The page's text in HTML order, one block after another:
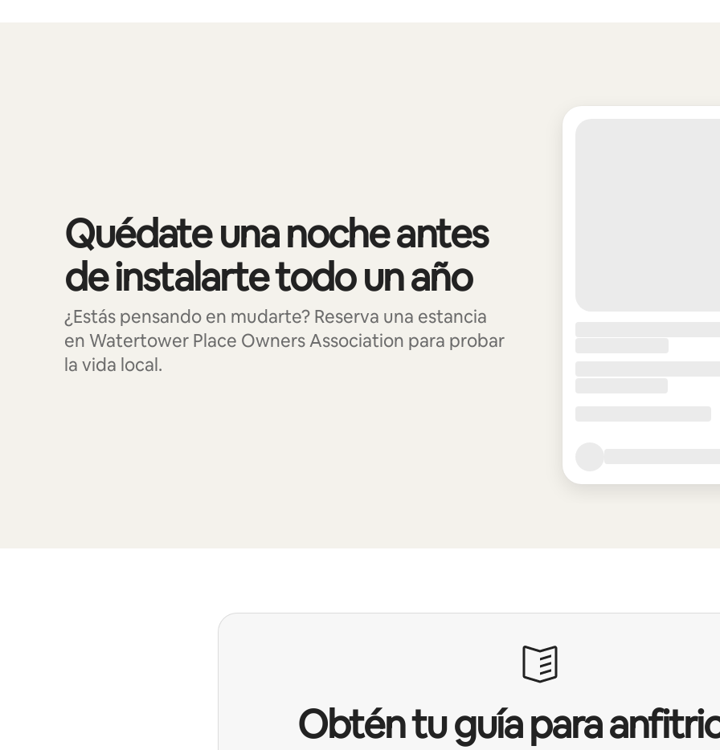
Quédate una noche antes
de instalarte todo un año
¿Estás pensando en mudarte? Reserva una estancia
en Watertower Place Owners Association para probar
la vida local.
Obtén tu guía para